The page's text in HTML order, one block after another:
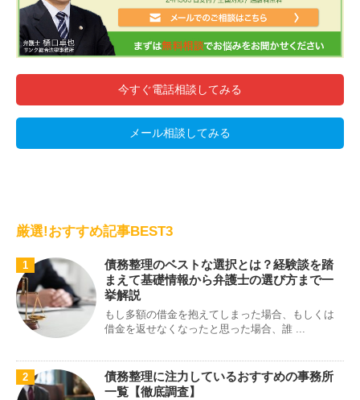
今すぐ電話相談してみる
メール相談してみる
厳選!おすすめ記事BEST3
1
債務整理のベストな選択とは？経験談を踏
まえて基礎情報から弁護士の選び方まで一
挙解説
もし多額の借金を抱えてしまった場合、もしくは
借金を返せなくなったと思った場合、誰 ...
2
債務整理に注力しているおすすめの事務所
一覧【徹底調査】